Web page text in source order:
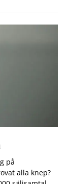
på
alla knep?